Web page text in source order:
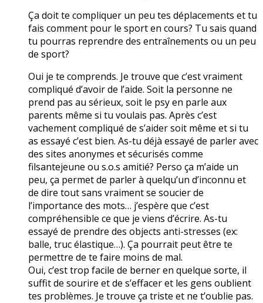
Ça doit te compliquer un peu tes déplacements et tu
fais comment pour le sport en cours? Tu sais quand
tu pourras reprendre des entraînements ou un peu
de sport?
Oui je te comprends. Je trouve que c’est vraiment
compliqué d’avoir de l’aide. Soit la personne ne
prend pas au sérieux, soit le psy en parle aux
parents même si tu voulais pas. Après c’est
vachement compliqué de s’aider soit même et si tu
as essayé c’est bien. As-tu déjà essayé de parler avec
des sites anonymes et sécurisés comme
filsantejeune ou s.o.s amitié? Perso ça m’aide un
peu, ça permet de parler à quelqu’un d’inconnu et
de dire tout sans vraiment se soucier de
l’importance des mots… j’espère que c’est
compréhensible ce que je viens d’écrire. As-tu
essayé de prendre des objects anti-stresses (ex:
balle, truc élastique…). Ça pourrait peut être te
permettre de te faire moins de mal.
Oui, c’est trop facile de berner en quelque sorte, il
suffit de sourire et de s’effacer et les gens oublient
tes problèmes. Je trouve ça triste et ne t’oublie pas.